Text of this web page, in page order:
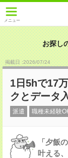
メニュー
お探し
掲載日 :2026/07/24
1日5hで17
クとデータ
派遣 職種未経験
「夕飯
叶える